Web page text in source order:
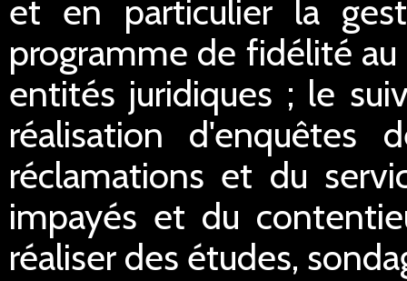
et en particulier la
programme de fidélité
entités juridiques ; le
réalisation d'enquêtes
réclamations et du
impayés et du
réaliser des études,